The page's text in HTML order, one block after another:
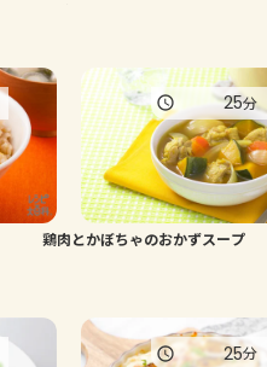
鶏肉とかぼちゃのおかずスープ
25分
25分